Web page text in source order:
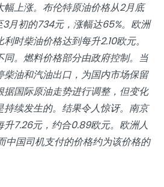
上涨。布伦特原油价格从2月底
月初的734元，涨幅达65%。欧洲
时柴油价格达到每升2.10欧元。
同。燃料价格部分由政府控制。当
柴油和汽油出口，为国内市场保留
据国际原油走势进行调整，但变化
持续发生的。结果令人惊讶。南京
升7.26元，约合0.89欧元。欧洲人
中国司机支付的价格约为该价格的